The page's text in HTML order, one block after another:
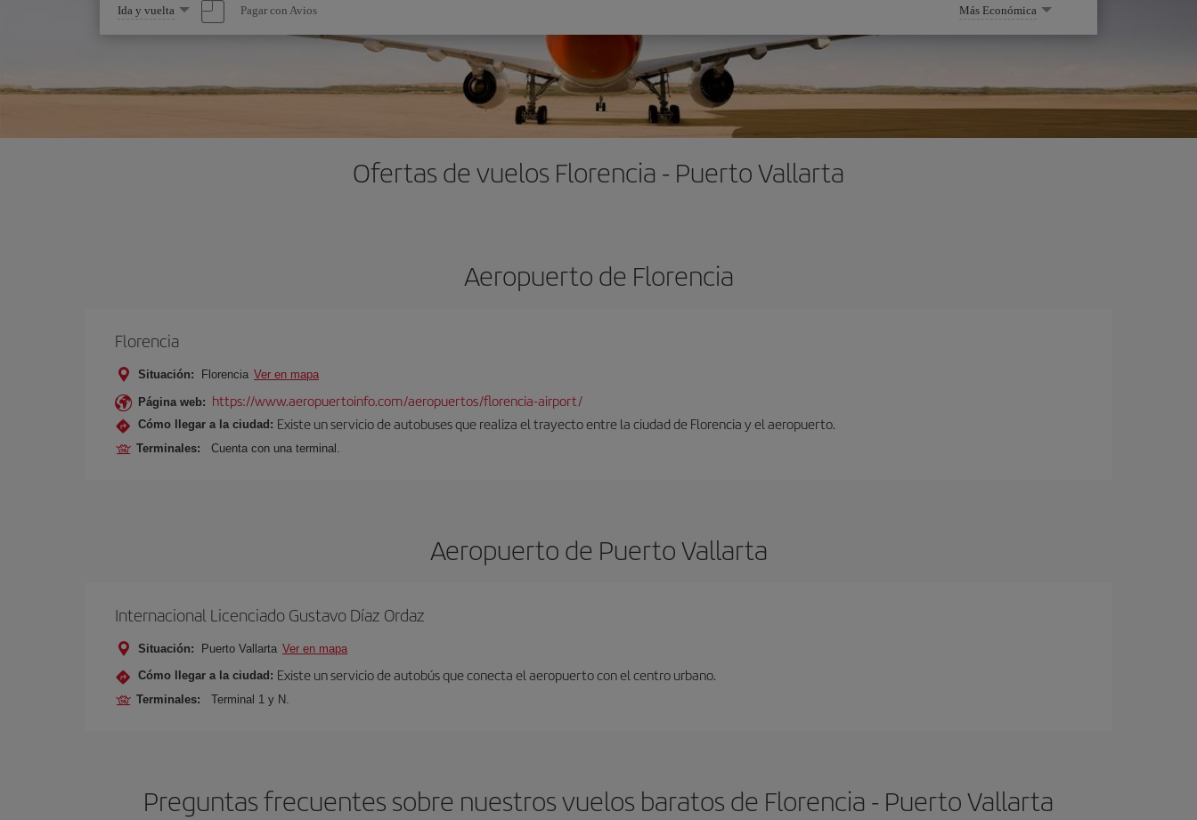
Seleccione
una
opción
Ida y vuelta Pagar con Avios Más Económica
Ofertas de vuelos Florencia - Puerto Vallarta
Aeropuerto de Florencia
Florencia
Situación: Florencia Ver en mapa
Página web: https://www.aeropuertoinfo.com/aeropuertos/florencia-airport/
Cómo llegar a la ciudad: Existe un servicio de autobuses que realiza el trayecto entre la ciudad de Florencia y el aeropuerto.
Terminales: Cuenta con una terminal.
Aeropuerto de Puerto Vallarta
Internacional Licenciado Gustavo Díaz Ordaz
Situación: Puerto Vallarta Ver en mapa
Cómo llegar a la ciudad: Existe un servicio de autobús que conecta el aeropuerto con el centro urbano.
Terminales: Terminal 1 y N.
Preguntas frecuentes sobre nuestros vuelos baratos de Florencia - Puerto Vallarta